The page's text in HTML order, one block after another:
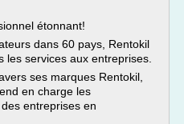
étonnant!
dans 60 pays, Rentokil
les services aux entreprises.
ses marques Rentokil,
en charge les
entreprises en